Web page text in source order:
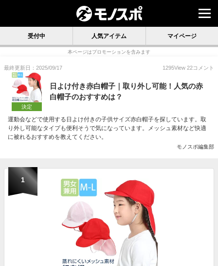
受付中 人気アイテム マイページ
本ページはプロモーションを含みます
最終更新日：2025/09/17 1295View 22コメント
決定
日よけ付き赤白帽子｜取り外し可能！人気の赤
白帽子のおすすめは？
運動会などで使用する日よけ付きの子供サイズ赤白帽子を探しています。取
り外し可能なタイプも便利そうで気になっています。メッシュ素材など快適
に被れるおすすめを教えてください。
モノスポ編集部
1